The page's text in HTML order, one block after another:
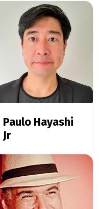
Paulo Hayashi
Jr